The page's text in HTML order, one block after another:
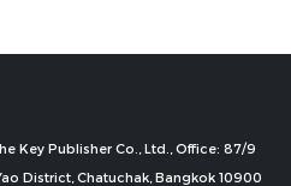
Key Publisher Co., Ltd., Office: 87/9
District, Chatuchak, Bangkok 10900